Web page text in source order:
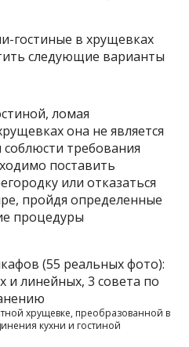
гостиные в хрущевках
следующие варианты
ломая
она не является
требования
поставить
или отказаться
пройдя определенные
процедуры
хрущевке, преобразованной в
кухни и гостиной